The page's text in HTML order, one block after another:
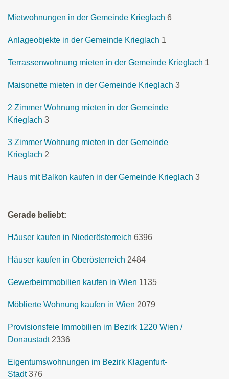
Mietwohnungen in der Gemeinde Krieglach 6
Anlageobjekte in der Gemeinde Krieglach 1
Terrassenwohnung mieten in der Gemeinde Krieglach 1
Maisonette mieten in der Gemeinde Krieglach 3
2 Zimmer Wohnung mieten in der Gemeinde
Krieglach 3
3 Zimmer Wohnung mieten in der Gemeinde
Krieglach 2
Haus mit Balkon kaufen in der Gemeinde Krieglach 3
Gerade beliebt:
Häuser kaufen in Niederösterreich 6396
Häuser kaufen in Oberösterreich 2484
Gewerbeimmobilien kaufen in Wien 1135
Möblierte Wohnung kaufen in Wien 2079
Provisionsfeie Immobilien im Bezirk 1220 Wien /
Donaustadt 2336
Eigentumswohnungen im Bezirk Klagenfurt-
Stadt 376